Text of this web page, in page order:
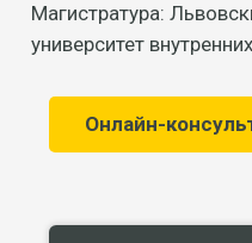
Магистратура:
университет
Онлайн-